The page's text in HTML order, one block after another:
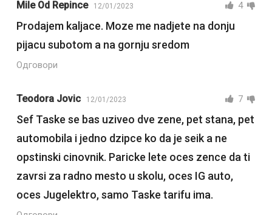
Mile Od Repince 12/01/2023 4
Prodajem kaljace. Moze me nadjete na donju
pijacu subotom a na gornju sredom
Одговори
Teodora Jovic 12/01/2023 7
Sef Taske se bas uziveo dve zene, pet stana, pet
automobila i jedno dzipce ko da je seik a ne
opstinski cinovnik. Paricke lete oces zence da ti
zavrsi za radno mesto u skolu, oces IG auto,
oces Jugelektro, samo Taske tarifu ima.